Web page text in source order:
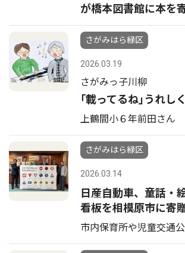
が橋本図書館に本を
さがみはら緑区
2026.03.19
さがみっ子川柳
｢載ってるね｣うれしく
上鶴間小６年前田さん
さがみはら緑区
2026.03.14
日産自動車、童話・
看板を相模原市に寄
市内保育所や児童交通